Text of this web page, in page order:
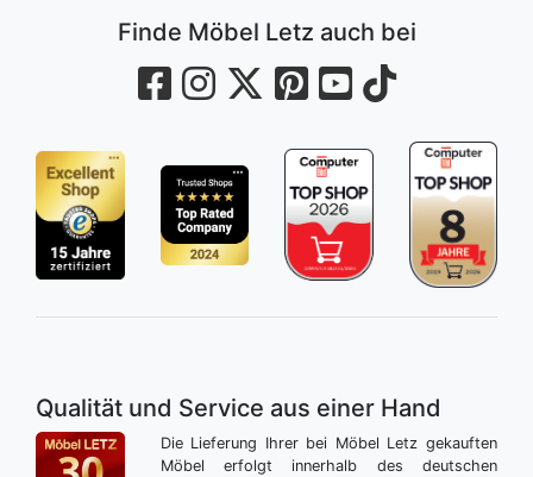
Finde Möbel Letz auch bei
Qualität und Service aus einer Hand
Die Lieferung Ihrer bei Möbel Letz gekauften
Möbel erfolgt innerhalb des deutschen